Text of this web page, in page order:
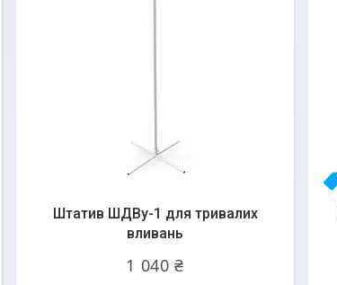
Штатив ШДВу-1 для тривалих
вливань
1 040 ₴